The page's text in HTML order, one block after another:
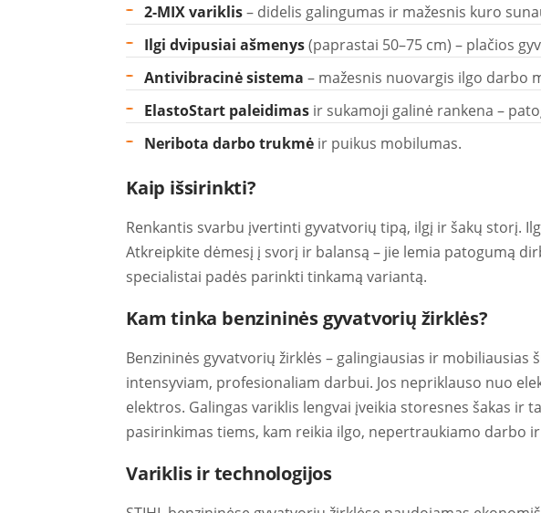
2-MIX variklis– didelis galingumas ir mažesnis kuro
Ilgi dvipusiai ašmenys(paprastai 50–75 cm) – plačios
Antivibracinė sistema – mažesnis nuovargis ilgo darbo
ElastoStart paleidimas ir sukamoji galinė rankena –
Neribota darbo trukmė ir puikus mobilumas.
Kaip išsirinkti?
Renkantis svarbu įvertinti gyvatvorių tipą, ilgį ir šakų storį.
Atkreipkite dėmesį į svorį ir balansą – jie lemia patogumą
specialistai padės parinkti tinkamą variantą.
Kam tinka benzininės gyvatvorių žirklės?
Benzininės gyvatvorių žirklės – galingiausias ir
intensyviam, profesionaliam darbui. Jos nepriklauso nuo
elektros. Galingas variklis lengvai įveikia storesnes šakas ir
pasirinkimas tiems, kam reikia ilgo, nepertraukiamo darbo
Variklis ir technologijos